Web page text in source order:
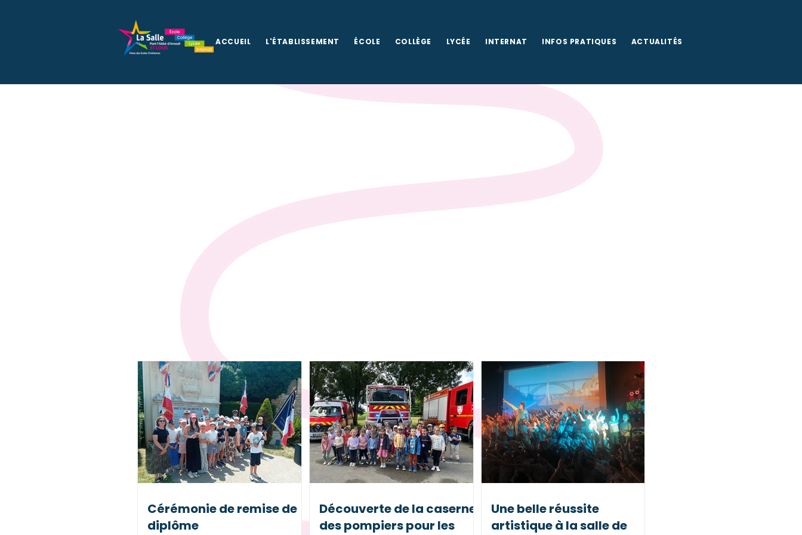
ACCUEIL L'ÉTABLISSEMENT ÉCOLE COLLÈGE LYCÉE INTERNAT INFOS PRATIQUES ACTUALITÉS
La Salle Saint-Louis
COLLÈGE -LYCÉE - INTERNAT
Temps forts, projets
Cérémonie de remise de
diplôme
Découverte de la caserne
des pompiers pour les
Une belle réussite
artistique à la salle de